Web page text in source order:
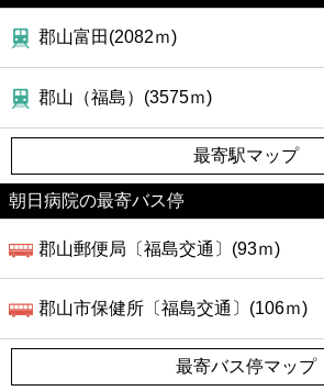
郡山富田(2082ｍ)
郡山（福島）(3575ｍ)
最寄駅マップ
朝日病院の最寄バス停
郡山郵便局〔福島交通〕(93ｍ)
郡山市保健所〔福島交通〕(106ｍ)
最寄バス停マップ